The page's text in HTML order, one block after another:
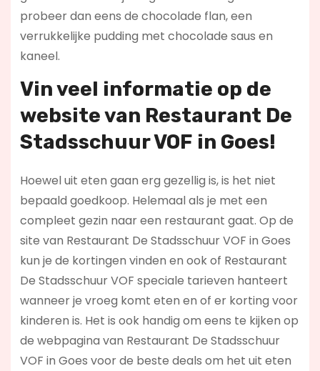
probeer dan eens de chocolade flan, een
verrukkelijke pudding met chocolade saus en
kaneel.
Vin veel informatie op de
website van Restaurant De
Stadsschuur VOF in Goes!
Hoewel uit eten gaan erg gezellig is, is het niet
bepaald goedkoop. Helemaal als je met een
compleet gezin naar een restaurant gaat. Op de
site van Restaurant De Stadsschuur VOF in Goes
kun je de kortingen vinden en ook of Restaurant
De Stadsschuur VOF speciale tarieven hanteert
wanneer je vroeg komt eten en of er korting voor
kinderen is. Het is ook handig om eens te kijken op
de webpagina van Restaurant De Stadsschuur
VOF in Goes voor de beste deals om het uit eten